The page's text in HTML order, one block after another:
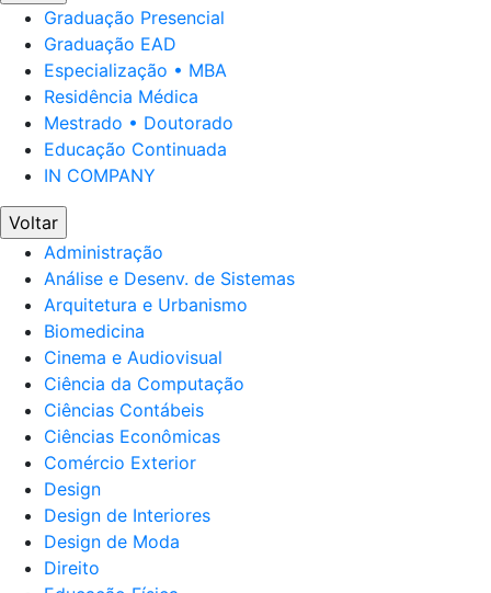
Graduação Presencial
Graduação EAD
Especialização • MBA
Residência Médica
Mestrado • Doutorado
Educação Continuada
IN COMPANY
Voltar
Administração
Análise e Desenv. de Sistemas
Arquitetura e Urbanismo
Biomedicina
Cinema e Audiovisual
Ciência da Computação
Ciências Contábeis
Ciências Econômicas
Comércio Exterior
Design
Design de Interiores
Design de Moda
Direito